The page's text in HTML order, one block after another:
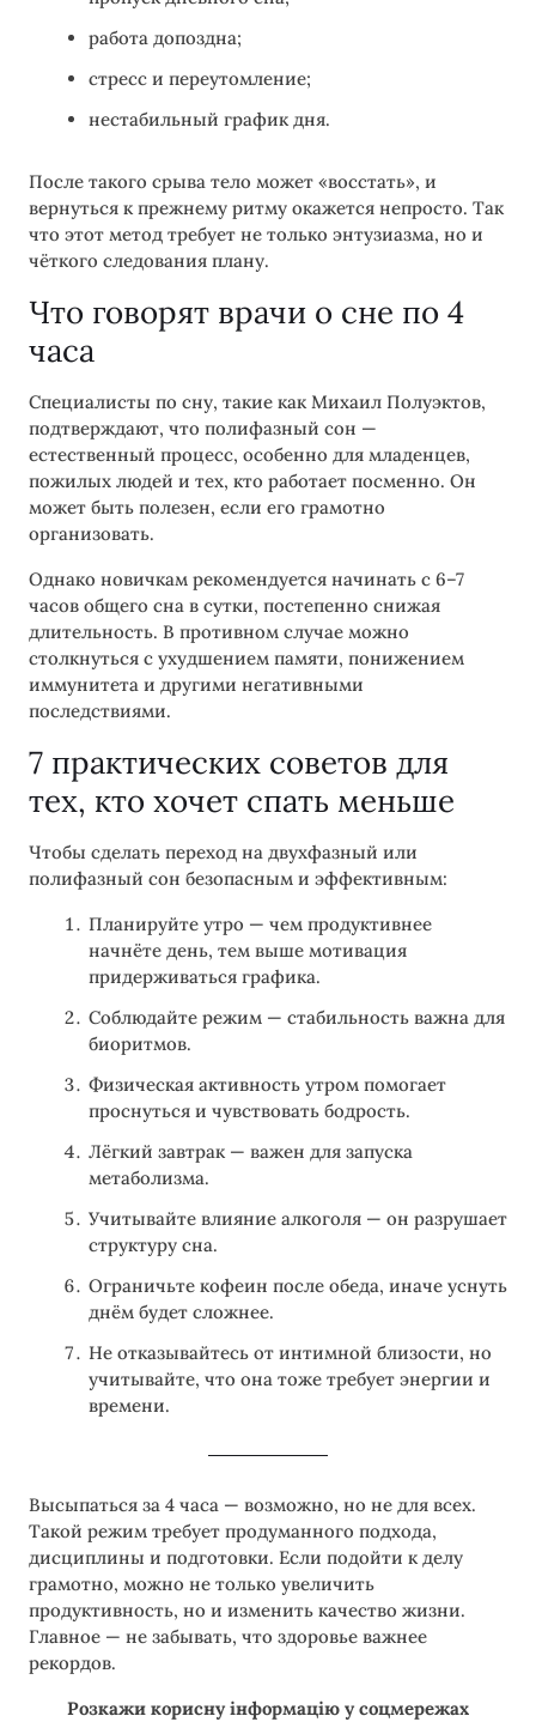
работа допоздна;
стресс и переутомление;
нестабильный график дня.
После такого срыва тело может «восстать», и
вернуться к прежнему ритму окажется непросто. Так
что этот метод требует не только энтузиазма, но и
чёткого следования плану.
Что говорят врачи о сне по 4
часа
Специалисты по сну, такие как Михаил Полуэктов,
подтверждают, что полифазный сон —
естественный процесс, особенно для младенцев,
пожилых людей и тех, кто работает посменно. Он
может быть полезен, если его грамотно
организовать.
Однако новичкам рекомендуется начинать с 6–7
часов общего сна в сутки, постепенно снижая
длительность. В противном случае можно
столкнуться с ухудшением памяти, понижением
иммунитета и другими негативными
последствиями.
7 практических советов для
тех, кто хочет спать меньше
Чтобы сделать переход на двухфазный или
полифазный сон безопасным и эффективным:
Планируйте утро — чем продуктивнее
начнёте день, тем выше мотивация
придерживаться графика.
Соблюдайте режим — стабильность важна для
биоритмов.
Физическая активность утром помогает
проснуться и чувствовать бодрость.
Лёгкий завтрак — важен для запуска
метаболизма.
Учитывайте влияние алкоголя — он разрушает
структуру сна.
Ограничьте кофеин после обеда, иначе уснуть
днём будет сложнее.
Не отказывайтесь от интимной близости, но
учитывайте, что она тоже требует энергии и
времени.
Высыпаться за 4 часа — возможно, но не для всех.
Такой режим требует продуманного подхода,
дисциплины и подготовки. Если подойти к делу
грамотно, можно не только увеличить
продуктивность, но и изменить качество жизни.
Главное — не забывать, что здоровье важнее
рекордов.
Розкажи корисну інформацію у соцмережах